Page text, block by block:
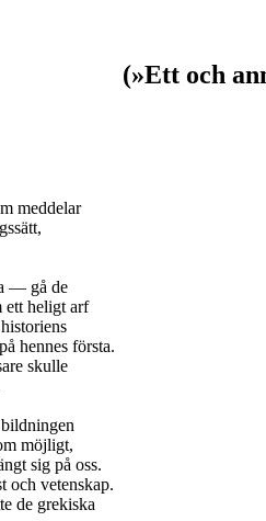
(»Ett och
meddelar
— gå de
ett heligt arf
hennes första.
skulle
möjligt,
sig på oss.
och vetenskap.
de grekiska